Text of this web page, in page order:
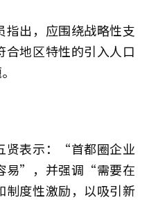
指出，应围绕战略性支
合地区特性的引入人口
贤表示：“首都圈企业
易”，并强调“需要在
制度性激励，以吸引新